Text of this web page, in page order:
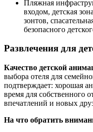
Пляжная
входом, детская
зонтов,
безопасного
Развлечения для
Качество детской
выбора отеля для
подтверждает: хорошая
время для собственного
впечатлений и новых
На что обратить